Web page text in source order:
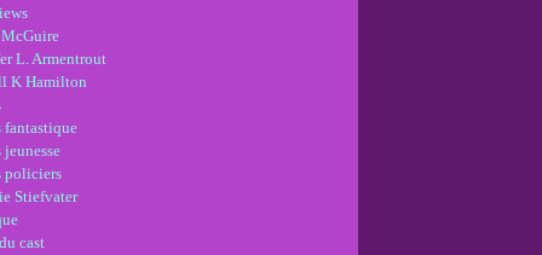
McGuire
L. Armentrout
K Hamilton
fantastique
policiers
Stiefvater
cast